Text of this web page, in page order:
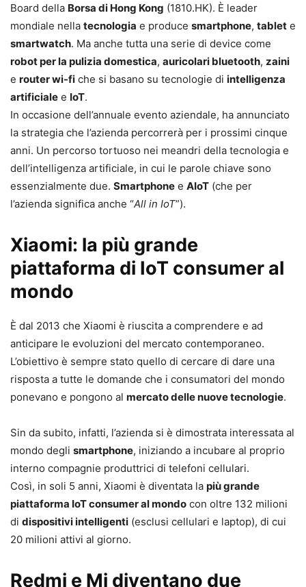
Board della Borsa di Hong Kong (1810.HK). È leader
mondiale nella tecnologia e produce smartphone, tablet e
smartwatch. Ma anche tutta una serie di device come
robot per la pulizia domestica, auricolari bluetooth, zaini
e router wi-fi che si basano su tecnologie di intelligenza
artificiale e IoT.
In occasione dell’annuale evento aziendale, ha annunciato
la strategia che l’azienda percorrerà per i prossimi cinque
anni. Un percorso tortuoso nei meandri della tecnologia e
dell’intelligenza artificiale, in cui le parole chiave sono
essenzialmente due. Smartphone e AIoT (che per
l’azienda significa anche “All in IoT”).
Xiaomi: la più grande
piattaforma di IoT consumer al
mondo
È dal 2013 che Xiaomi è riuscita a comprendere e ad
anticipare le evoluzioni del mercato contemporaneo.
L’obiettivo è sempre stato quello di cercare di dare una
risposta a tutte le domande che i consumatori del mondo
ponevano e pongono al mercato delle nuove tecnologie.
Sin da subito, infatti, l’azienda si è dimostrata interessata al
mondo degli smartphone, iniziando a incubare al proprio
interno compagnie produttrici di telefoni cellulari.
Così, in soli 5 anni, Xiaomi è diventata la più grande
piattaforma IoT consumer al mondo con oltre 132 milioni
di dispositivi intelligenti (esclusi cellulari e laptop), di cui
20 milioni attivi al giorno.
Redmi e Mi diventano due